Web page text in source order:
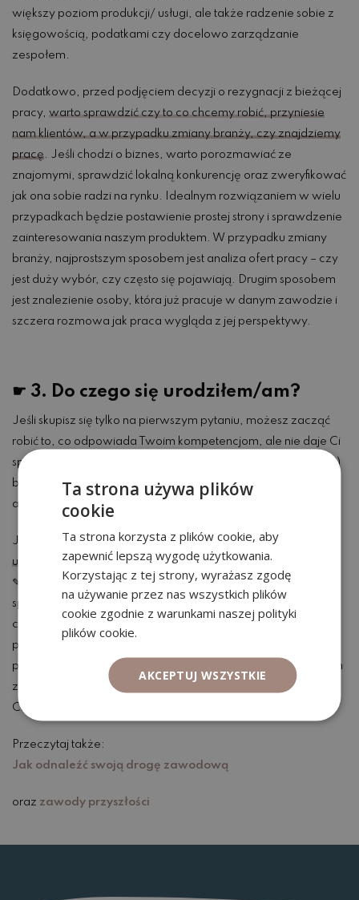
większy poziom produkcji/ usługi, ale także radzenie sobie z
księgowością, podatkami czy docelowo zarządzanie
zespołem.
Dodatkowo, przed podjęciem decyzji o rezygnacji z bieżącej
pracy, warto sprawdzić czy to co chcemy robić, przyniesie
nam klientów, a w przypadku zmiany branży, czy znajdziemy
pracę. Jeśli chodzi o biznes, warto porozmawiać ze
znajomymi, sprawdzić lokalną konkurencję oraz zweryfikować
jak ona sobie radzi na rynku. Idealnym rozwiązaniem w wielu
przypadkach będzie postawienie prostej strony i sprawdzenie
zainteresowania naszym produktem. W przypadku zmiany
branży, najprostszym sposobem jest analiza ofert pracy – czy
jest duży wybór, czy często się pojawiają. Drugim sposobem
jest znalezienie osoby, która już pracuje w danym zawodzie i
szczera rozmowa jak praca wygląda z jej perspektywy.
☛ 3. Do czego się urodziłem/am?
Jeśli skupisz się tylko na pierwszym pytaniu, możesz zacząć
robić to, co odpowiada Twoim kompetencjom, ale nie daje Ci
spełnienia. W rezultacie, przez pewien czas (albo całe życie)
będziesz wykonywać pracę, która przychodzi Ci z łatwością,
ale nie sprawia że czujesz w niej dużą satysfakcję.
Jak więc odpowiedzieć sobie na pytanie„do czego się
urodziliśmy?”
✎ Każdego dnia wieczorem rób notatki z tego, jakie zadania
sprawiały Ci największą radość, zadowolenie, satysfakcję w
ciągu Twojego dnia. Wypisuj wszystko – od rzeczy drobnych,
po duże projekty. Staraj się być w tym jak najbardziej
precyzyjna i dokładna. Jestem pewna, że po kilku miesiącach
zobaczysz schemat, który na pierwszy rzut oka nie był przez
Ciebie widoczny.
Przeczytaj także:
Jak odnaleźć swoją drogę zawodową
oraz zawody przyszłości
Ta strona używa plików
cookie
Ta strona korzysta z plików cookie, aby
zapewnić lepszą wygodę użytkowania.
Korzystając z tej strony, wyrażasz zgodę
na używanie przez nas wszystkich plików
cookie zgodnie z warunkami naszej polityki
plików cookie.
AKCEPTUJ WSZYSTKIE